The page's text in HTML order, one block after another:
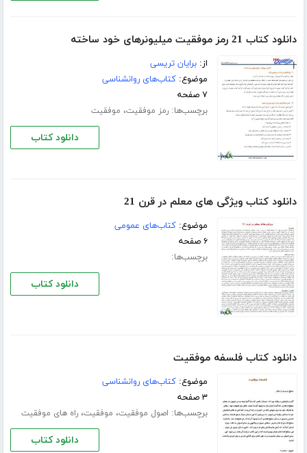
دانلود کتاب 21 رمز موفقیت میلیونرهای خود ساخته
از:برایان تریسی
موضوع:کتاب‌های روانشناسی
۷ صفحه
برچسب‌ها:رمز موفقیت، موفقیت
دانلود کتاب
دانلود کتاب ویژگی های معلم در قرن 21
موضوع:کتاب‌های عمومی
۶ صفحه
برچسب‌ها:
دانلود کتاب
دانلود کتاب فلسفه موفقیت
موضوع:کتاب‌های روانشناسی
۳ صفحه
برچسب‌ها: اصول موفقیت، موفقیت،راه های موفقیت
دانلود کتاب